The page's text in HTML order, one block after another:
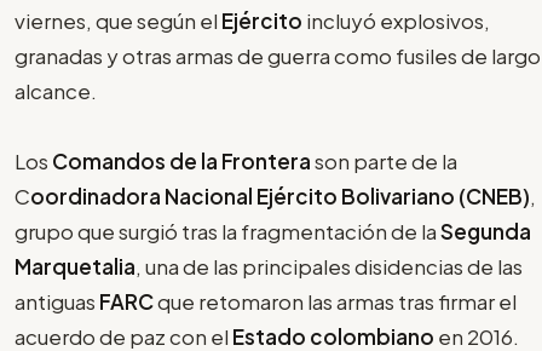
viernes, que según el Ejército incluyó explosivos,
granadas y otras armas de guerra como fusiles de largo
alcance.
Los Comandos de la Fronterason parte de la
Coordinadora Nacional Ejército Bolivariano (CNEB),
grupo que surgió tras la fragmentación de laSegunda
Marquetalia, una de las principales disidencias de las
antiguas FARCque retomaron las armas tras firmar el
acuerdo de paz con el Estado colombiano en 2016.